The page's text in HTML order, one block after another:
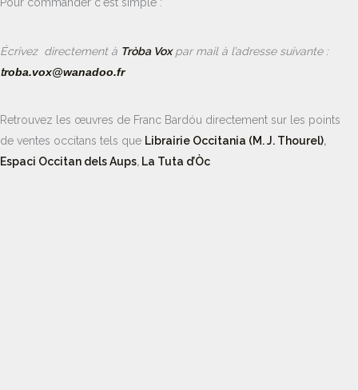
Écrivez directement à Tròba Voxpar mail à l’adresse suivante :
troba.vox@wanadoo.fr
Retrouvez les œuvres de Franc Bardóu directement sur les points
de ventes occitans tels que Librairie Occitania (M. J. Thourel),
Espaci Occitan dels Aups, La Tuta d’Òc